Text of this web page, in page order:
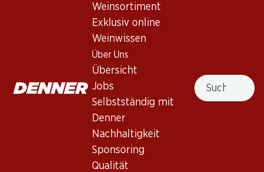
Weinsortiment
Exklusiv online
Weinwissen
Über Uns
Übersicht
Jobs
Selbstständig mit
Denner
Nachhaltigkeit
Sponsoring
Qualität
Suche
Val Souche Fendant du Valais
,Wallis
Leuchtendes Goldgelb. Duftet dezent nach Ananas und
exotischen Früchten. Im Gaumen präsentiert er sich fruchtig